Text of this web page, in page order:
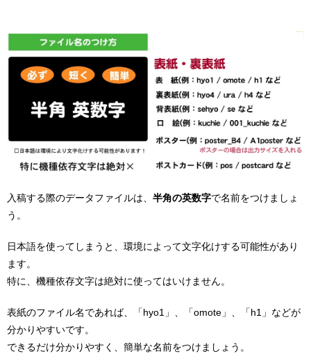
入稿する際のデータファイルは、 半角の英数字で名前をつけましょ
う。
日本語を使ってしまうと、環境によって文字化けする可能性があり
ます。
特に、機種依存文字は絶対に使ってはいけません。
表紙のファイル名であれば、「hyo1」、「omote」、「h1」などが
分かりやすいです。
できるだけ分かりやすく、簡単な名前をつけましょう。